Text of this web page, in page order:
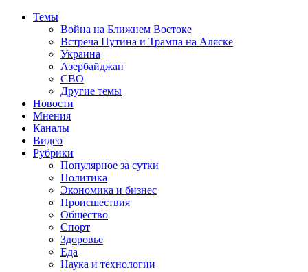
Темы
Война на Ближнем Востоке
Встреча Путина и Трампа на Аляске
Украина
Азербайджан
СВО
Другие темы
Новости
Мнения
Каналы
Видео
Рубрики
Популярное за сутки
Политика
Экономика и бизнес
Происшествия
Общество
Спорт
Здоровье
Еда
Наука и технологии